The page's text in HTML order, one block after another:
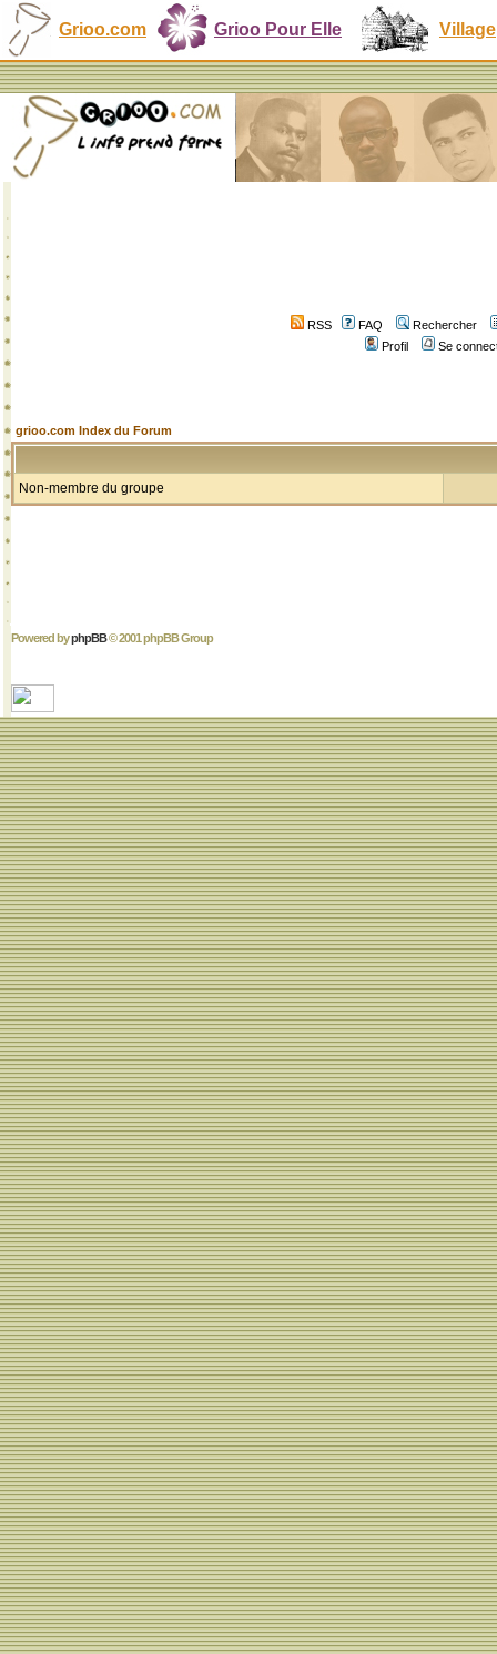
Grioo.com Grioo Pour Elle Village
RSS FAQ
Rechercher
Profil
Se
grioo.com Index du Forum
Non-membre du groupe
Powered byphpBB© 2001 phpBB Group